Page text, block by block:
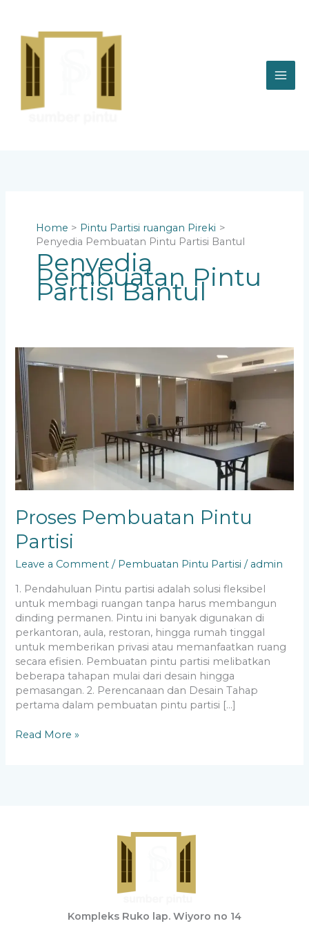
content
Home
Pintu Partisi ruangan Pireki
Penyedia Pembuatan Pintu Partisi Bantul
Penyedia
Pembuatan Pintu
Partisi Bantul
Proses Pembuatan Pintu
Partisi
Leave a Comment / Pembuatan Pintu Partisi / admin
1. Pendahuluan Pintu partisi adalah solusi fleksibel
untuk membagi ruangan tanpa harus membangun
dinding permanen. Pintu ini banyak digunakan di
perkantoran, aula, restoran, hingga rumah tinggal
untuk memberikan privasi atau memanfaatkan ruang
secara efisien. Pembuatan pintu partisi melibatkan
beberapa tahapan mulai dari desain hingga
pemasangan. 2. Perencanaan dan Desain Tahap
pertama dalam pembuatan pintu partisi […]
Proses
Pembuatan
Pintu
Partisi
Read More »
Kompleks Ruko lap. Wiyoro no 14